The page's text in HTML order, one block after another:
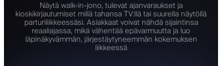
Näytä walk-in-jono, tulevat ajanvaraukset ja
kioskikirjautumiset millä tahansa TV:llä tai suurella näytöllä
parturiliikkeessäsi. Asiakkaat voivat nähdä sijaintinsa
reaaliajassa, mikä vähentää epävarmuutta ja luo
läpinäkyvämmän, järjestäytyneemmän kokemuksen
liikkeessä